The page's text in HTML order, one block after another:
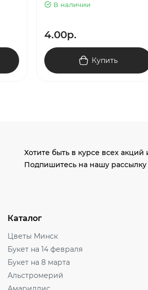
В наличии
4.00р.
Купить
Хотите быть в курсе всех акций
Подпишитесь на нашу рассылку
Каталог
Цветы Минск
Букет на 14 февраля
Букет на 8 марта
Альстромерий